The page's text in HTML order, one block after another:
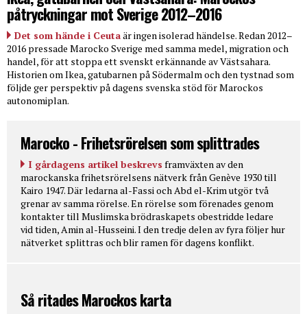
påtryckningar mot Sverige 2012–2016
Det som hände i Ceutaär ingen isolerad händelse. Redan 2012–
2016 pressade Marocko Sverige med samma medel, migration och
handel, för att stoppa ett svenskt erkännande av Västsahara.
Historien om Ikea, gatubarnen på Södermalm och den tystnad som
följde ger perspektiv på dagens svenska stöd för Marockos
autonomiplan.
Marocko - Frihetsrörelsen som splittrades
I gårdagens artikel beskrevs framväxten av den
marockanska frihetsrörelsens nätverk från Genève 1930 till
Kairo 1947. Där ledarna al-Fassi och Abd el-Krim utgör två
grenar av samma rörelse. En rörelse som förenades genom
kontakter till Muslimska brödraskapets obestridde ledare
vid tiden, Amin al-Husseini. I den tredje delen av fyra följer hur
nätverket splittras och blir ramen för dagens konflikt.
Så ritades Marockos karta